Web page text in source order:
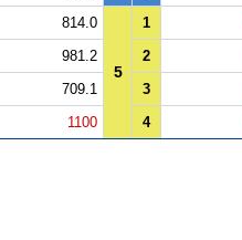
814.0
5
1
981.2 2
709.1 3
1100 4